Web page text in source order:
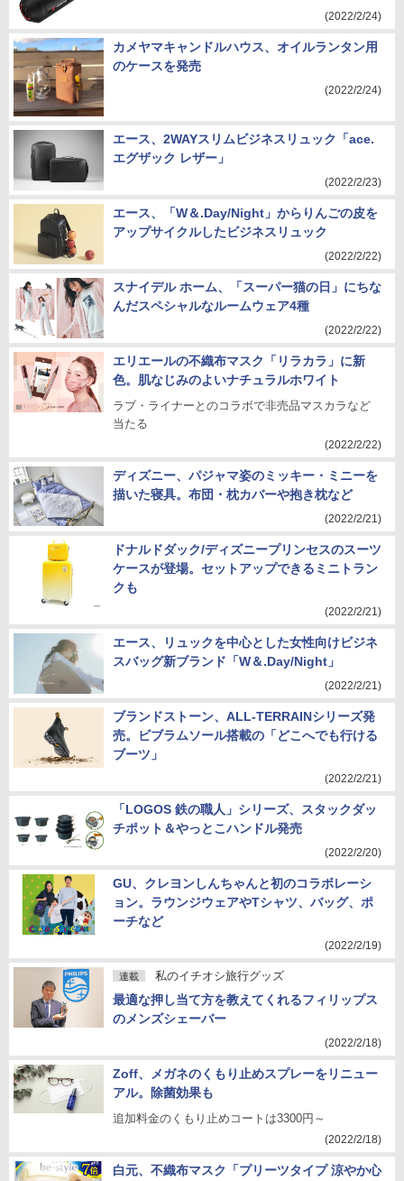
(2022/2/24)
カメヤマキャンドルハウス、オイルランタン用
のケースを発売
(2022/2/24)
エース、2WAYスリムビジネスリュック「ace.
エグザック レザー」
(2022/2/23)
エース、「W＆.Day/Night」からりんごの皮を
アップサイクルしたビジネスリュック
(2022/2/22)
スナイデル ホーム、「スーパー猫の日」にちな
んだスペシャルなルームウェア4種
(2022/2/22)
エリエールの不織布マスク「リラカラ」に新
色。肌なじみのよいナチュラルホワイト
ラブ・ライナーとのコラボで非売品マスカラなど
当たる
(2022/2/22)
ディズニー、パジャマ姿のミッキー・ミニーを
描いた寝具。布団・枕カバーや抱き枕など
(2022/2/21)
ドナルドダック/ディズニープリンセスのスーツ
ケースが登場。セットアップできるミニトラン
クも
(2022/2/21)
エース、リュックを中心とした女性向けビジネ
スバッグ新ブランド「W＆.Day/Night」
(2022/2/21)
ブランドストーン、ALL-TERRAINシリーズ発
売。ビブラムソール搭載の「どこへでも行ける
ブーツ」
(2022/2/21)
「LOGOS 鉄の職人」シリーズ、スタックダッ
チポット＆やっとこハンドル発売
(2022/2/20)
GU、クレヨンしんちゃんと初のコラボレーシ
ョン。ラウンジウェアやTシャツ、バッグ、ポ
ーチなど
(2022/2/19)
連載 私のイチオシ旅行グッズ
最適な押し当て方を教えてくれるフィリップス
のメンズシェーバー
(2022/2/18)
Zoff、メガネのくもり止めスプレーをリニュー
アル。除菌効果も
追加料金のくもり止めコートは3300円～
(2022/2/18)
白元、不織布マスク「プリーツタイプ 涼やか心